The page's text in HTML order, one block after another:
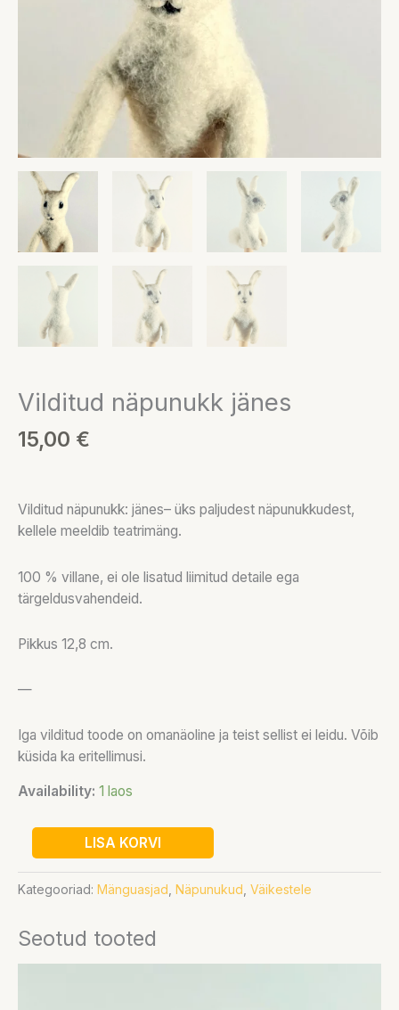
Vilditud näpunukk jänes
15,00 €
Vilditud näpunukk: jänes– üks paljudest näpunukkudest,
kellele meeldib teatrimäng.
100 % villane, ei ole lisatud liimitud detaile ega
tärgeldusvahendeid.
Pikkus 12,8 cm.
—
Iga vilditud toode on omanäoline ja teist sellist ei leidu. Võib
küsida ka eritellimusi.
Availability: 1 laos
LISA KORVI
Kategooriad: Mänguasjad Näpunukud Väikestele
Seotud tooted